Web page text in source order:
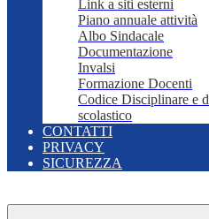
Link a siti esterni
Piano annuale attività
Albo Sindacale
Documentazione
Invalsi
Formazione Docenti
Codice Disciplinare e
scolastico
CONTATTI
PRIVACY
SICUREZZA